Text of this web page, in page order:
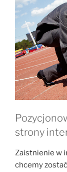
strony
Zaistnienie w
chcemy